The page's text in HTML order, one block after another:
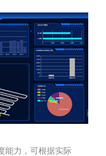
能力，可根据实际